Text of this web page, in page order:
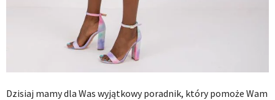
Dzisiaj mamy dla Was wyjątkowy poradnik, który pomoże Wam